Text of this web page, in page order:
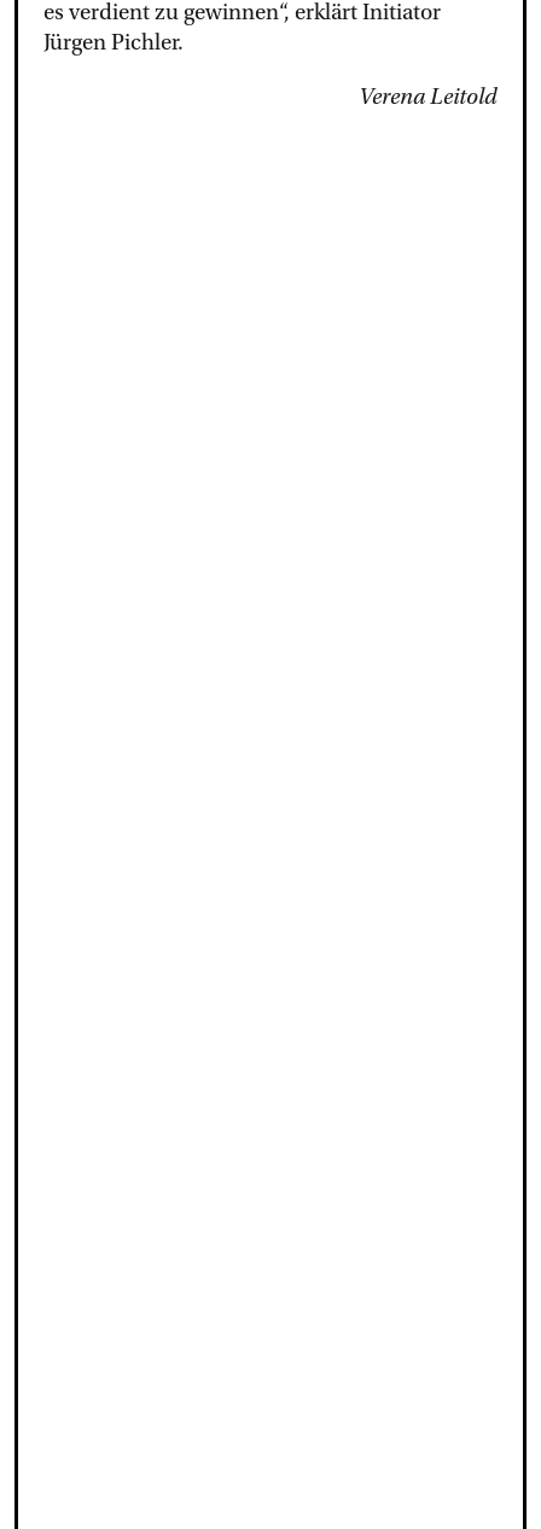
es verdient zu gewinnen“, erklärt Initiator
Jürgen Pichler.
Verena Leitold